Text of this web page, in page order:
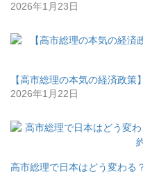
2026年1月23日
【高市総理の本気の経済政
2026年1月22日
高市総理で日本はどう変わる